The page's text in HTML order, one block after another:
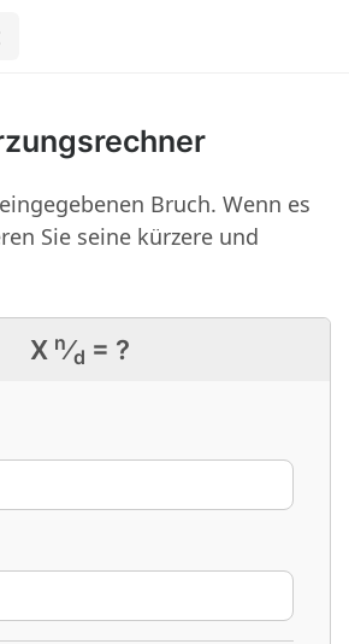
Bruch. Wenn es
Sie seine kürzere und
X n⁄d = ?